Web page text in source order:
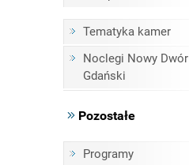
Tematyka kamer
Noclegi Nowy Dwór
Gdański
Pozostałe
Programy